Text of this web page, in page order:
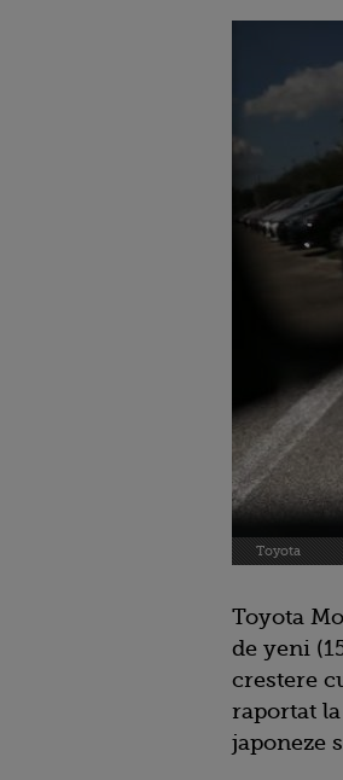
Toyota
Toyota
de yeni
crestere
raportat
japoneze